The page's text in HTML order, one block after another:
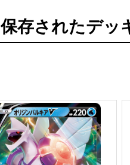
保存されたデッ